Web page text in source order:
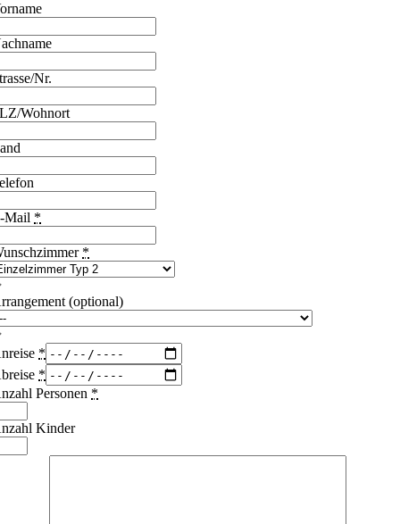
Nr.
Wohnort
Mail *
*
(optional)
*
*
Personen *
Kinder